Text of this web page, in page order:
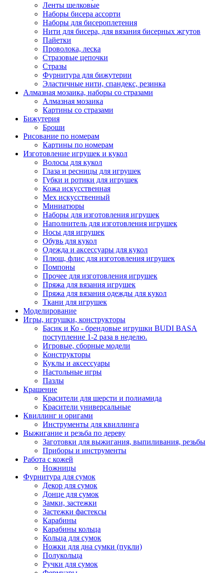
Ленты шелковые
Наборы бисера ассорти
Наборы для бисероплетения
Нити для бисера, для вязания бисерных жгутов
Пайетки
Проволока, леска
Стразовые цепочки
Стразы
Фурнитура для бижутерии
Эластичные нити, спандекс, резинка
Алмазная мозаика, наборы со стразами
Алмазная мозаика
Картины co стразами
Бижутерия
Броши
Рисование по номерам
Картины по номерам
Изготовление игрушек и кукол
Волосы для кукол
Глаза и ресницы для игрушек
Губки и ротики для игрушек
Кожа искусственная
Мех искусственный
Миниатюры
Наборы для изготовления игрушек
Наполнитель для изготовления игрушек
Носы для игрушек
Обувь для кукол
Одежда и аксессуары для кукол
Плюш, флис для изготовления игрушек
Помпоны
Прочее для изготовления игрушек
Пряжа для вязания игрушек
Пряжа для вязания одежды для кукол
Ткани для игрушек
Моделирование
Игры, игрушки, конструкторы
Басик и Ко - брендовые игрушки BUDI BASA
поступление 1-2 раза в неделю.
Игровые, сборные модели
Конструкторы
Куклы и аксессуары
Настольные игры
Пазлы
Крашение
Красители для шерсти и полиамида
Красители универсальные
Квиллинг и оригами
Инструменты для квиллинга
Выжигание и резьба по дереву
Заготовки для выжигания, выпиливания, резьбы
Приборы и инструменты
Работа с кожей
Ножницы
Фурнитура для сумок
Декор для сумок
Донце для сумок
Замки, застежки
Застежки фастексы
Карабины
Карабины кольца
Кольца для сумок
Ножки для дна сумки (пукли)
Полукольца
Ручки для сумок